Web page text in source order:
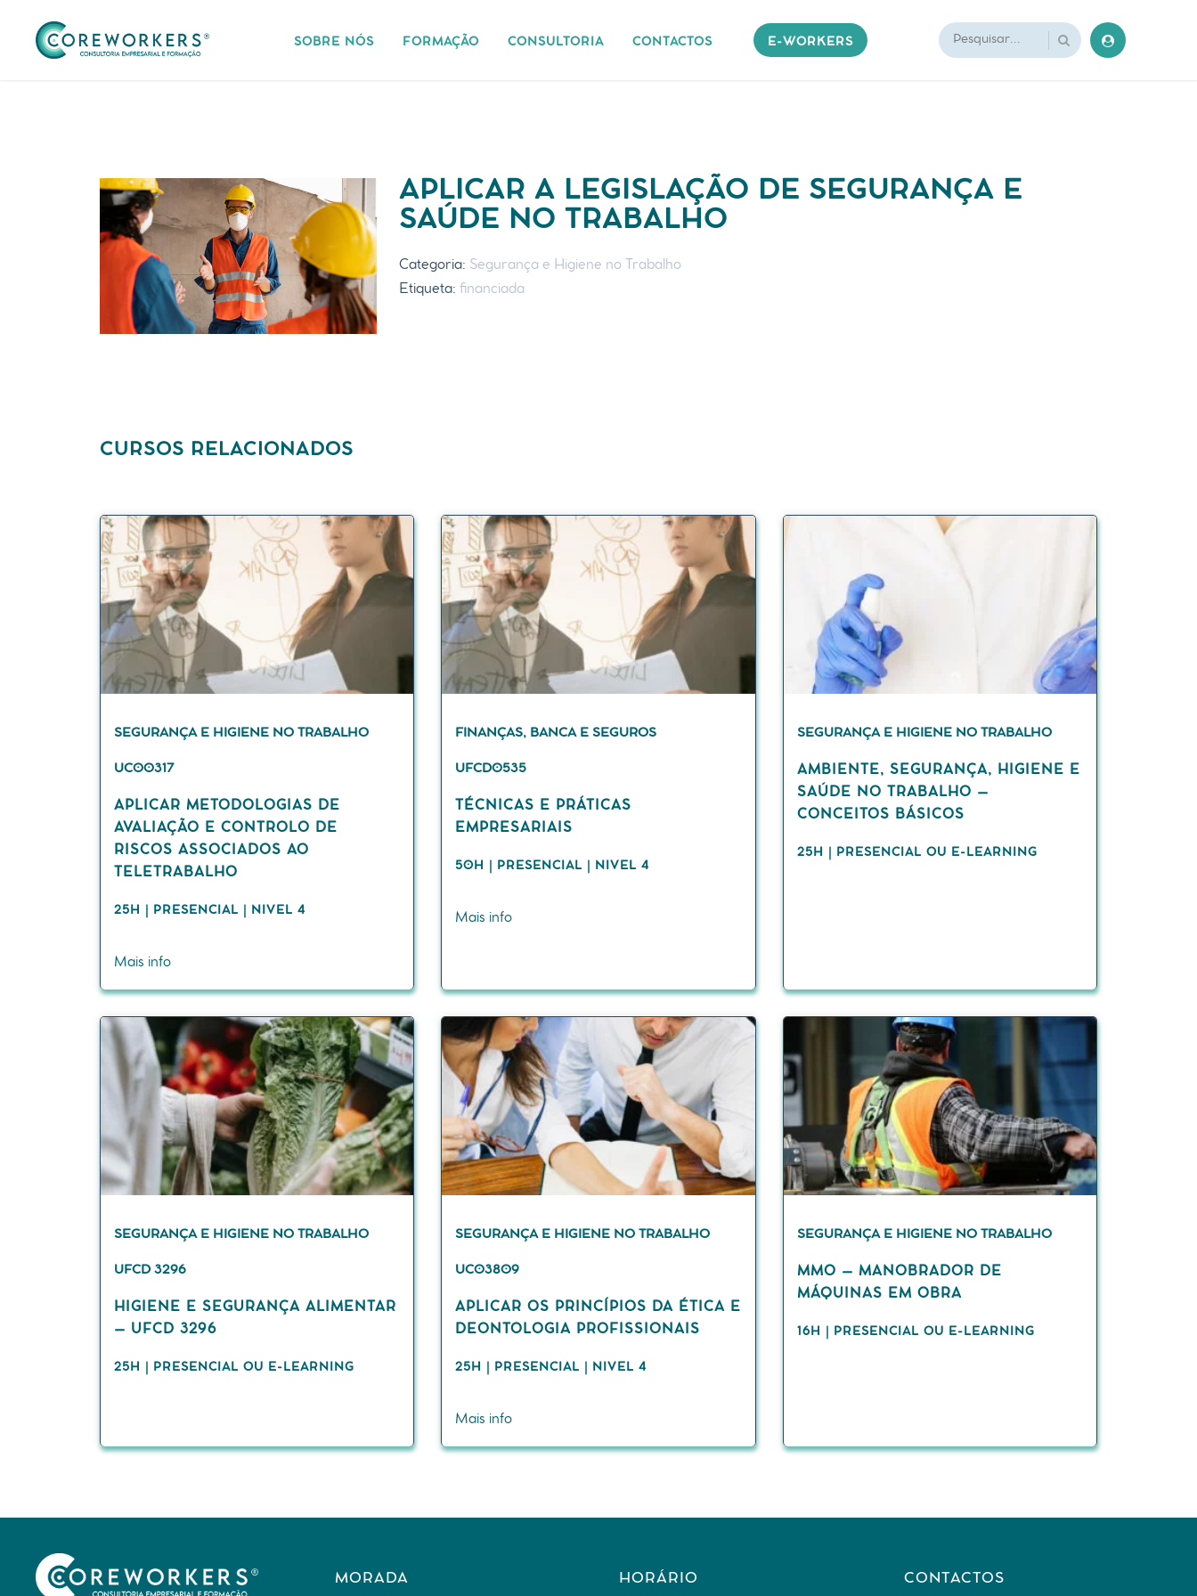
SOBRE NÓS FORMAÇÃO CONSULTORIA CONTACTOS E-WORKERS
APLICAR A LEGISLAÇÃO DE SEGURANÇA E
SAÚDE NO TRABALHO
Categoria: Segurança e Higiene no Trabalho
Etiqueta: financiada
CURSOS RELACIONADOS
SEGURANÇA E HIGIENE NO TRABALHO
UC00317
APLICAR METODOLOGIAS DE
AVALIAÇÃO E CONTROLO DE
RISCOS ASSOCIADOS AO
TELETRABALHO
25H | PRESENCIAL | NIVEL 4
Mais info
FINANÇAS, BANCA E SEGUROS
UFCD0535
TÉCNICAS E PRÁTICAS
EMPRESARIAIS
50H | PRESENCIAL | NIVEL 4
Mais info
SEGURANÇA E HIGIENE NO TRABALHO
AMBIENTE, SEGURANÇA, HIGIENE E
SAÚDE NO TRABALHO –
CONCEITOS BÁSICOS
25H | PRESENCIAL OU E-LEARNING
SEGURANÇA E HIGIENE NO TRABALHO
UFCD 3296
HIGIENE E SEGURANÇA ALIMENTAR
– UFCD 3296
25H | PRESENCIAL OU E-LEARNING
SEGURANÇA E HIGIENE NO TRABALHO
UC03809
APLICAR OS PRINCÍPIOS DA ÉTICA E
DEONTOLOGIA PROFISSIONAIS
25H | PRESENCIAL | NIVEL 4
Mais info
SEGURANÇA E HIGIENE NO TRABALHO
MMO – MANOBRADOR DE
MÁQUINAS EM OBRA
16H | PRESENCIAL OU E-LEARNING
MORADA HORÁRIO CONTACTOS